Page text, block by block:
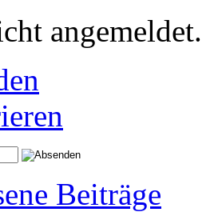
angemeldet.
Beiträge